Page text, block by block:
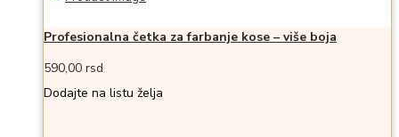
Profesionalna četka za farbanje kose – više boja
590,00 rsd
Dodajte na listu želja